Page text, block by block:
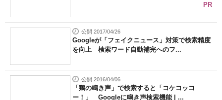
PR
公開 2017/04/26
Googleが「フェイクニュース」対策で検索精度
を向上 検索ワード自動補完へのフ...
公開 2016/04/06
「鶏の鳴き声」で検索すると「コケコッコ
ー！」 Googleに鳴き声検索機能 | ...